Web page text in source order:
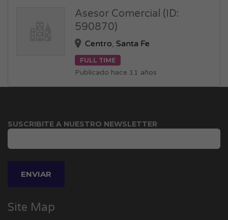
Asesor Comercial (ID:
590870)
Centro,Santa Fe
FULL TIME
Publicado hace 11 años
SUSCRIBITE A NUESTRO NEWSLETTER
Site Map